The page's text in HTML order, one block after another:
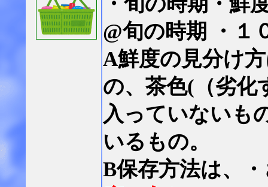
@旬の時期 ・１
A鮮度の見分け
の、茶色(（劣化
入っていないも
いるもの。
B保存方法は、